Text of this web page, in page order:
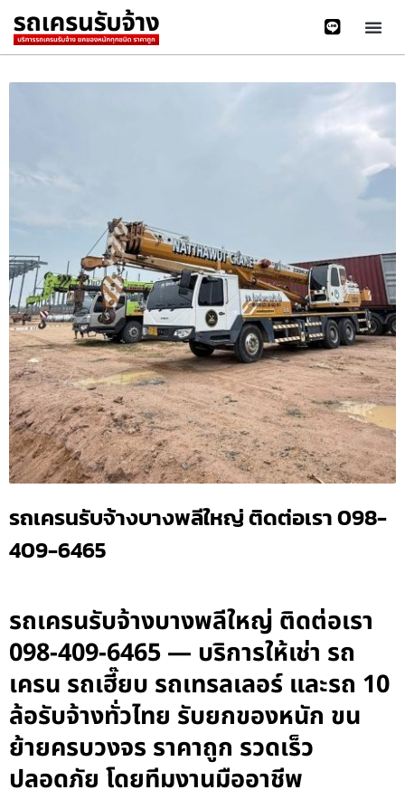
รถเครนรับจ้างบางพลีใหญ่ ติดต่อเรา 098-
409-6465
รถเครนรับจ้างบางพลีใหญ่ ติดต่อเรา
098-409-6465 — บริการให้เช่า รถ
เครน รถเฮี๊ยบ รถเทรลเลอร์ และรถ 10
ล้อรับจ้างทั่วไทย รับยกของหนัก ขน
ย้ายครบวงจร ราคาถูก รวดเร็ว
ปลอดภัย โดยทีมงานมืออาชีพ